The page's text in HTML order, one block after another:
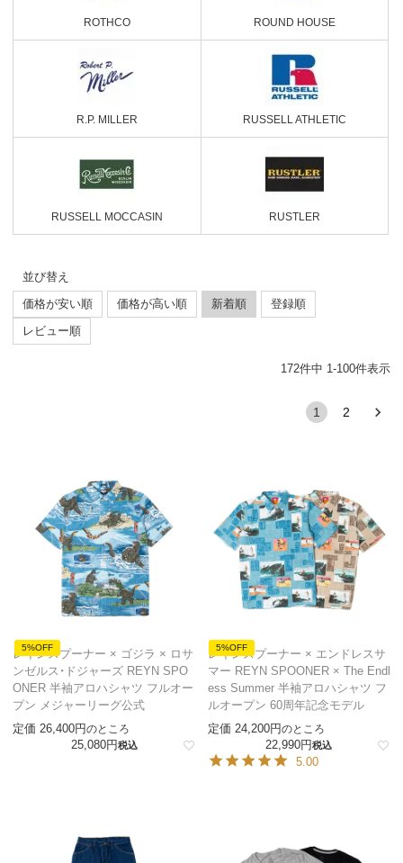
ROTHCO ROUND HOUSE
R.P. MILLER RUSSELL ATHLETIC
RUSSELL MOCCASIN RUSTLER
並び替え
価格が安い順
価格が高い順 新着順
登録順
レビュー順
172件中 1-100件表示
1 2
5%OFF
レインスプーナー × ゴジラ × ロサ
ンゼルス・ドジャーズ REYN SPO
ONER 半袖アロハシャツ フルオー
プン メジャーリーグ公式
定価 26,400 のところ
25,080 税込
5%OFF
レインスプーナー × エンドレスサ
マー REYN SPOONER × The Endl
ess Summer 半袖アロハシャツ フ
ルオープン 60周年記念モデル
定価 24,200 のところ
22,990 税込
5.00